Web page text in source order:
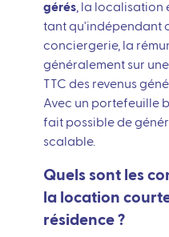
gérés, la localisation
tant qu'indépendant
conciergerie, la
généralement sur
TTC des revenus
Avec un portefeuille
fait possible de
scalable.
Quels sont les
la location
résidence ?